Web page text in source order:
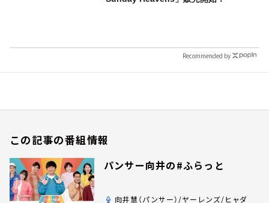
Recommended by
この記事の番組情報
パンサー向井の#ふらっと
向井慧（パンサー）/ヤーレンズ/ヒャダ